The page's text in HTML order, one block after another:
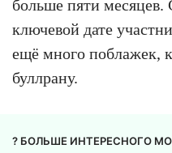
больше пяти месяцев.
ключевой дате
ещё много поблажек,
буллрану.
? БОЛЬШЕ ИНТЕРЕСНОГО